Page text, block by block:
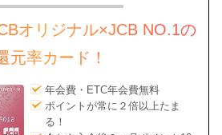
オリジナル×JCB NO.1の
元率カード！
年会費・ETC年会費無料
ポイントが常に２倍以上たま
る！